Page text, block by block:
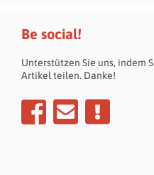
Be social!
Unterstützen Sie uns, indem
Artikel teilen. Danke!